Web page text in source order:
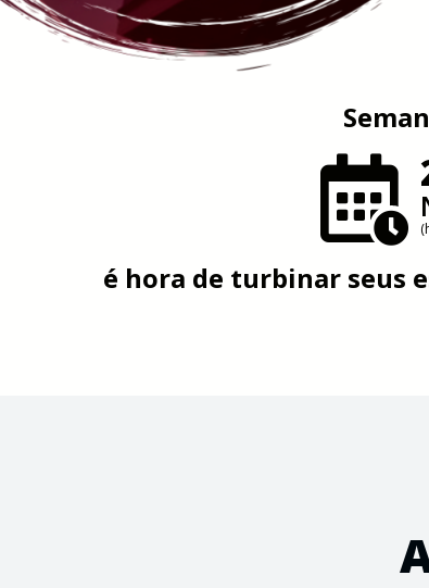
é hora de turbinar seus